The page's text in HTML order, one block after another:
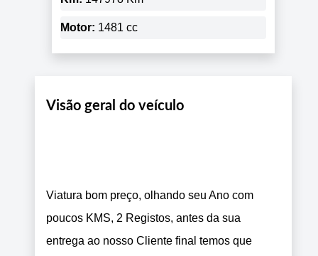
Motor: 1481 cc
Visão geral do veículo
Viatura bom preço, olhando seu Ano com
poucos KMS, 2 Registos, antes da sua
entrega ao nosso Cliente final temos que